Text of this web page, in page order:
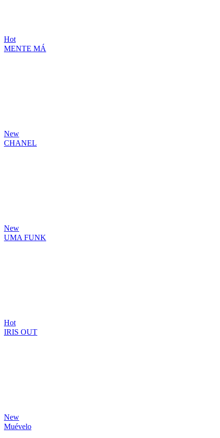
Hot
MENTE MÁ
New
CHANEL
New
UMA FUNK
Hot
IRIS OUT
New
Muévelo